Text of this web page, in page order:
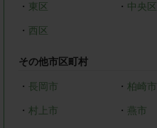
・ 東区 ・ 中央区
・ 西区
その他市区町村
・ 長岡市 ・ 柏崎市
・ 村上市 ・ 燕市